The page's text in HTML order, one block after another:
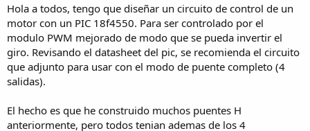
Hola a todos, tengo que diseñar un circuito de control de un
motor con un PIC 18f4550. Para ser controlado por el
modulo PWM mejorado de modo que se pueda invertir el
giro. Revisando el datasheet del pic, se recomienda el circuito
que adjunto para usar con el modo de puente completo (4
salidas).
El hecho es que he construido muchos puentes H
anteriormente, pero todos tenian ademas de los 4